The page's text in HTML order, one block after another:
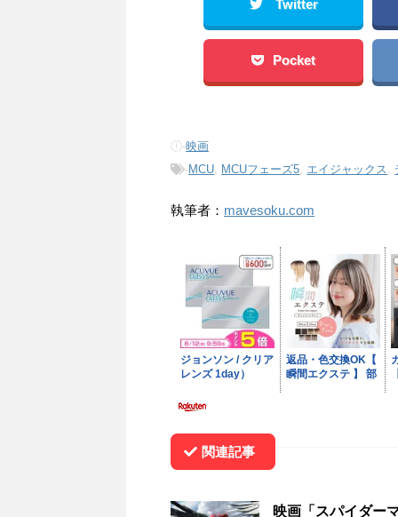
Twitter
Pocket
-映画
-MCU MCUフェーズ5 エイジャックス ,
執筆者： mavesoku.com
関連記事
映画「スパイダー